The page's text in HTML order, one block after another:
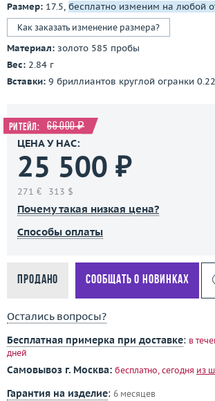
Размер: 17.5, бесплатно изменим на любой
Как заказать изменение размера?
Материал: золото 585 пробы
Вес: 2.84 г
Вставки: 9 бриллиантов круглой огранки
Ритейл: 66 000 ₽
ЦЕНА У НАС:
25 500 ₽
271 € 313 $
Почему такая низкая цена?
Способы оплаты
Продано Сообщать о новинках
Остались вопросы?
Бесплатная примерка при доставке: в
дней
Самовывоз г. Москва: бесплатно, сегодня из
Гарантия на изделие: 6 месяцев